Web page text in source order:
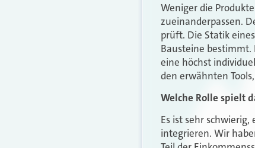
Weniger die
zueinanderpassen.
prüft. Die Statik
Bausteine bestimmt.
eine höchst
den erwähnten
Welche Rolle spielt
Es ist sehr
integrieren. Wir